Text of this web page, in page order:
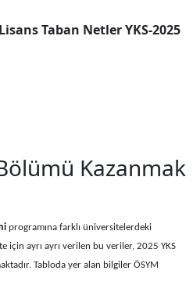
Taban Netler YKS-2025
Kazanmak
programına farklı üniversitelerdeki
için ayrı ayrı verilen bu veriler, 2025 YKS
Tabloda yer alan bilgiler ÖSYM